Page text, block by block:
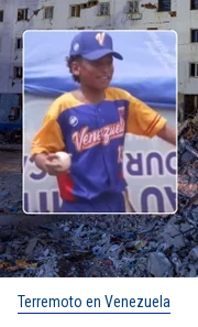
Terremoto en Venezuela